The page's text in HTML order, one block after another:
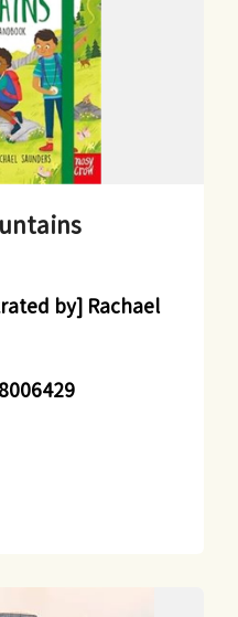
by] Rachael